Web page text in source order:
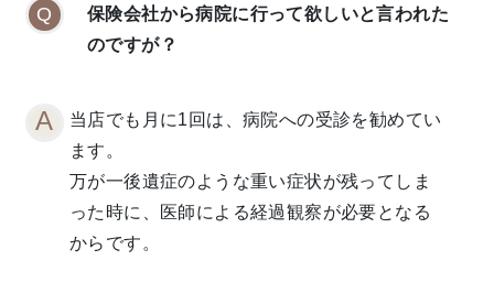
保険会社から病院に行って欲しいと言われた
のですが？
当店でも月に1回は、病院への受診を勧めてい
ます。
万が一後遺症のような重い症状が残ってしま
った時に、医師による経過観察が必要となる
からです。